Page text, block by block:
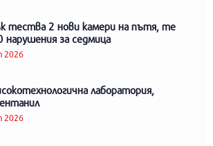
тества 2 нови камери на пътя, те
нарушения за седмица
2026
лаборатория,
2026